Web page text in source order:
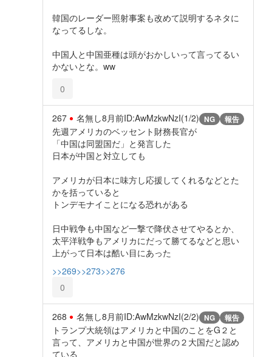
韓国のレーダー照射事案も改めて説明するネタに
なってるしな。
中国人と中国亜種は頭がおかしいって言ってるい
かないとな。ww
0
267 名無し8月前ID:AwMzkwNzI(1/2) NG 報告
先週アメリカのベッセント財務長官が
「中国は同盟国だ」と発言した
日本が中国と対立しても
アメリカが日本に味方し応援してくれるなどとた
かを括っていると
トンデモナイことになる恐れがある
日中戦争も中国など一撃で降伏させてやるとか、
太平洋戦争もアメリカにだって勝てるなどと思い
上がって日本は酷い目にあった
>>269>>273>>276
0
268 名無し8月前ID:AwMzkwNzI(2/2) NG 報告
トランプ大統領はアメリカと中国のことをG２と
言って、アメリカと中国が世界の２大国だと認め
ている